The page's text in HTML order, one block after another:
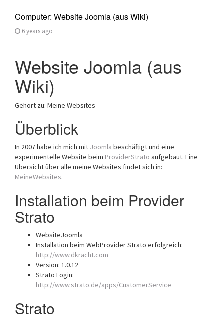
Computer: Website Joomla (aus Wiki)
6 years ago
Website Joomla (aus
Wiki)
Gehört zu: Meine Websites
Überblick
In 2007 habe ich mich mit Joomla beschäftigt und eine
experimentelle Website beim ProviderStrato aufgebaut. Eine
Übersicht über alle meine Websites findet sich in:
MeineWebsites.
Installation beim Provider
Strato
WebsiteJoomla
Installation beim WebProvider Strato erfolgreich:
http://www.dkracht.com
Version: 1.0.12
Strato Login:
http://www.strato.de/apps/CustomerService
Strato